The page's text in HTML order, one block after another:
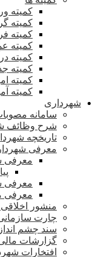
کمیته
کمیته
کمیته
کمیته
کمیته
کمیته
کمیته
کمیته
شهرداری
سامانه
شرح وظائف
تاریخچه
معرفی
معرفی
معرفی
معرفی
منشور
چارت
سند چشم
گزارشات
افتخارات